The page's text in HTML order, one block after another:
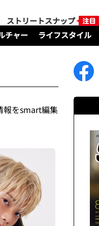
ストリートスナップ
チャー ライフスタイル
報をsmart編集